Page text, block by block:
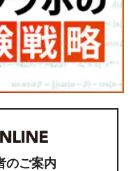
のご案内